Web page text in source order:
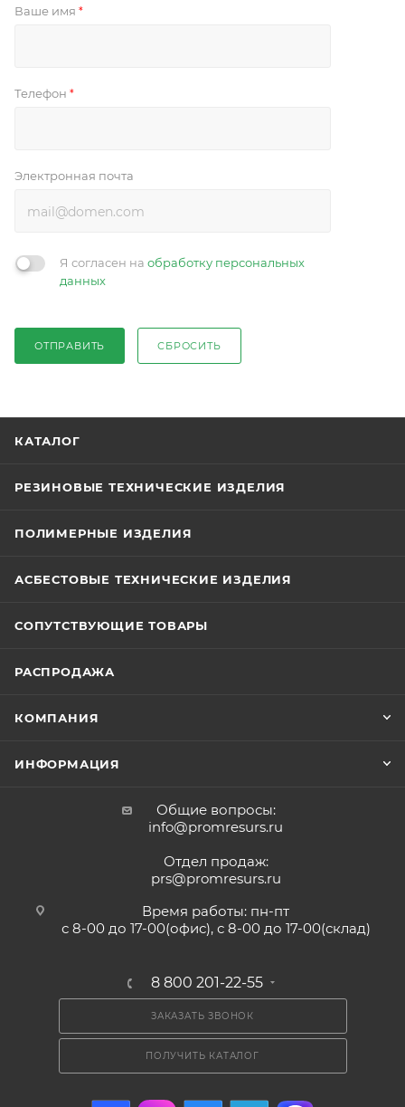
Ваше имя *
Телефон *
Электронная почта
Я согласен на обработку персональных
данных
ОТПРАВИТЬ СБРОСИТЬ
КАТАЛОГ
РЕЗИНОВЫЕ ТЕХНИЧЕСКИЕ ИЗДЕЛИЯ
ПОЛИМЕРНЫЕ ИЗДЕЛИЯ
АСБЕСТОВЫЕ ТЕХНИЧЕСКИЕ ИЗДЕЛИЯ
СОПУТСТВУЮЩИЕ ТОВАРЫ
РАСПРОДАЖА
КОМПАНИЯ
ИНФОРМАЦИЯ
Общие вопросы:
info@promresurs.ru
Отдел продаж:
prs@promresurs.ru
Время работы: пн-пт
с 8-00 до 17-00(офис), с 8-00 до 17-00(склад)
8 800 201-22-55
ЗАКАЗАТЬ ЗВОНОК
ПОЛУЧИТЬ КАТАЛОГ